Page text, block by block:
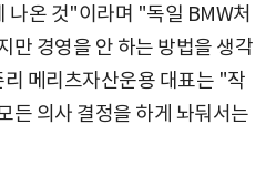
나온 것"이라며 "독일 BMW처
만 경영을 안 하는 방법을 생각
메리츠자산운용 대표는 "작
든 의사 결정을 하게 놔둬서는